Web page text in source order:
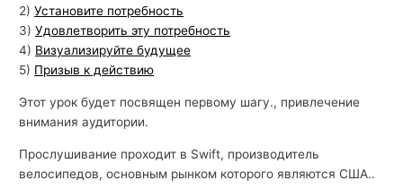
2)Установите потребность
3)Удовлетворить эту потребность
4) Визуализируйте будущее
5) Призыв к действию
Этот урок будет посвящен первому шагу., привлечение
внимания аудитории.
Прослушивание проходит в Swift, производитель
велосипедов, основным рынком которого являются США..